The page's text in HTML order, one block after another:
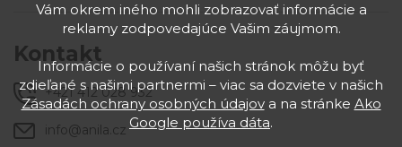
Kontakt
+421 412 028 932
info@anila.cz
Vám okrem iného mohli zobrazovať informácie a
reklamy zodpovedajúce Vašim záujmom.
Informácie o používaní našich stránok môžu byť
zdieľané s našimi partnermi – viac sa dozviete v našich
Zásadách ochrany osobných údajova na stránke Ako
Google používa dáta.